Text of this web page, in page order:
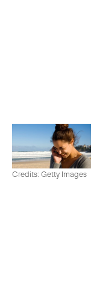
Credits: Getty Images